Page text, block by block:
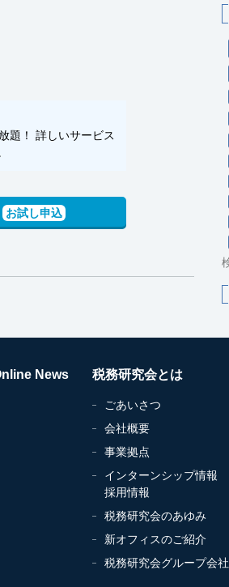
題！ 詳しいサービス
お試し申込
News 税務研究会とは
ごあいさつ
会社概要
事業拠点
インターンシップ情報
採用情報
税務研究会のあゆみ
新オフィスのご紹介
税務研究会グループ会社